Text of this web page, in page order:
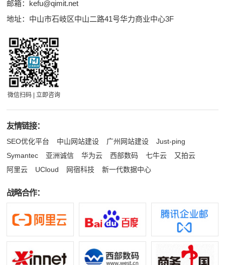
邮箱： kefu@qimit.net
地址：中山市石岐区中山二路41号华力商业中心3F
微信扫码 | 立即咨询
友情链接：
SEO优化平台 中山网站建设 广州网站建设
Just-ping
Symantec
亚洲诚信 华为云 西部数码 七牛云
又拍云
阿里云
UCloud 网宿科技 新一代数据中心
战略合作：